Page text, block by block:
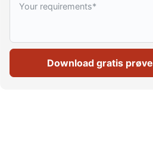
Download gratis prøve